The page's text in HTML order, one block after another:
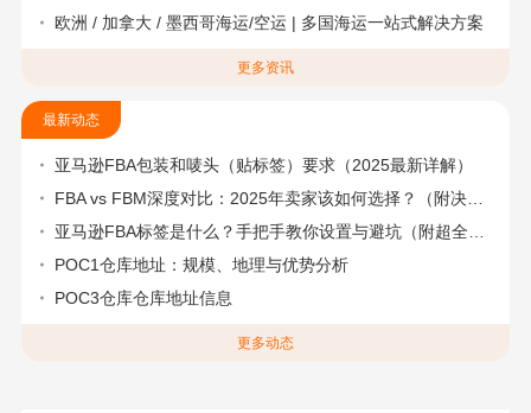
欧洲 / 加拿大 / 墨西哥海运/空运 | 多国海运一站式解决方案
更多资讯
最新动态
亚马逊FBA包装和唛头（贴标签）要求（2025最新详解）
FBA vs FBM深度对比：2025年卖家该如何选择？（附决策流程图）
亚马逊FBA标签是什么？手把手教你设置与避坑（附超全指南）
POC1仓库地址：规模、地理与优势分析
POC3仓库仓库地址信息
更多动态